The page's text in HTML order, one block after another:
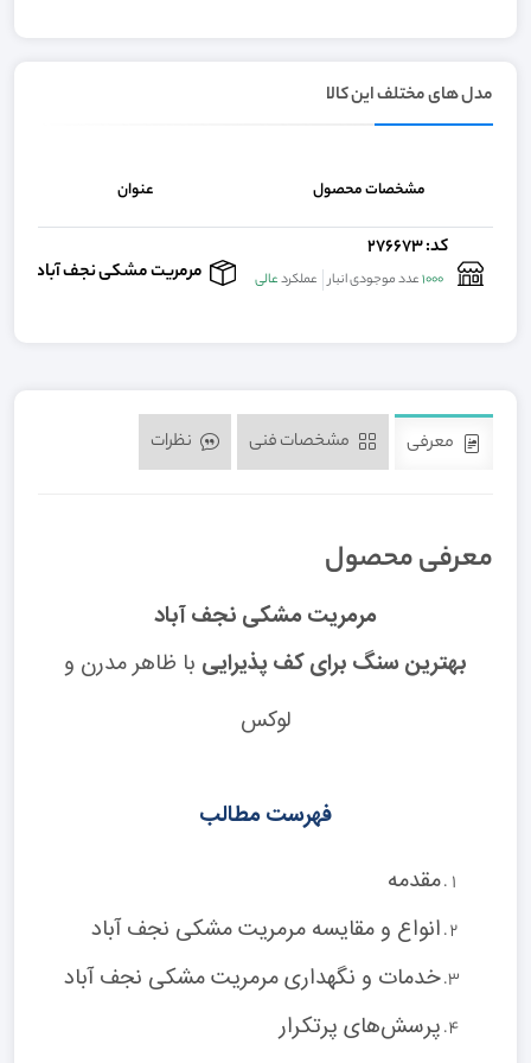
مدل های مختلف این کالا
مشخصات محصول عنوان
کد: 276673
1000عدد موجودی انبار عملکردعالی مرمریت مشکی نجف آباد
معرفی
معرفی محصول
مرمریت مشکی نجف آباد
بهترین سنگ برای کف پذیرایی با ظاهر مدرن و
لوکس
فهرست مطالب
مقدمه
انواع و مقایسه مرمریت مشکی نجف آباد
خدمات و نگهداری مرمریت مشکی نجف آباد
پرسش‌های پرتکرار